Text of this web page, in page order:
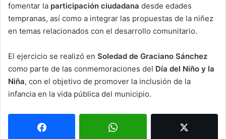
fomentar la participación ciudadana desde edades
tempranas, así como a integrar las propuestas de la niñez
en temas relacionados con el desarrollo comunitario.
El ejercicio se realizó en Soledad de Graciano Sánchez
como parte de las conmemoraciones del Día del Niño y la
Niña, con el objetivo de promover la inclusión de la
infancia en la vida pública del municipio.